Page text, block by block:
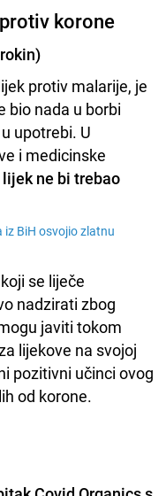
korone
protiv malarije, je
bio nada u borbi
upotrebi. U
i medicinske
ne bi trebao
iz BiH osvojio zlatnu
se liječe
nadzirati zbog
javiti tokom
lijekove na svojoj
pozitivni učinci ovog
od korone.